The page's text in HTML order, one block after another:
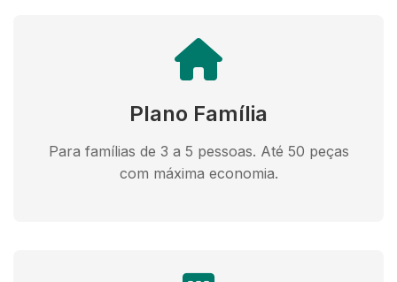
Plano Família
Para famílias de 3 a 5 pessoas. Até 50 peças
com máxima economia.